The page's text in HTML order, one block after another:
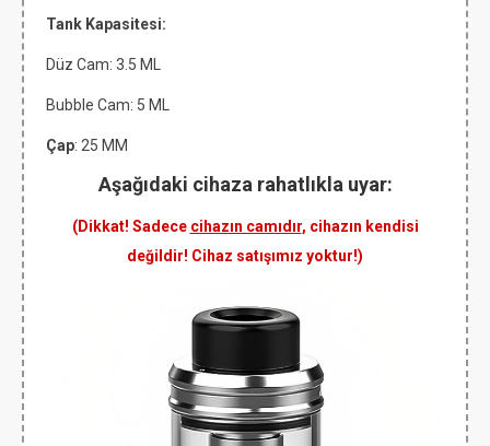
Tank Kapasitesi:
Düz Cam: 3.5 ML
Bubble Cam: 5 ML
Çap: 25 MM
Aşağıdaki cihaza rahatlıkla uyar:
(Dikkat! Sadece cihazın camıdır, cihazın kendisi
değildir! Cihaz satışımız yoktur!)